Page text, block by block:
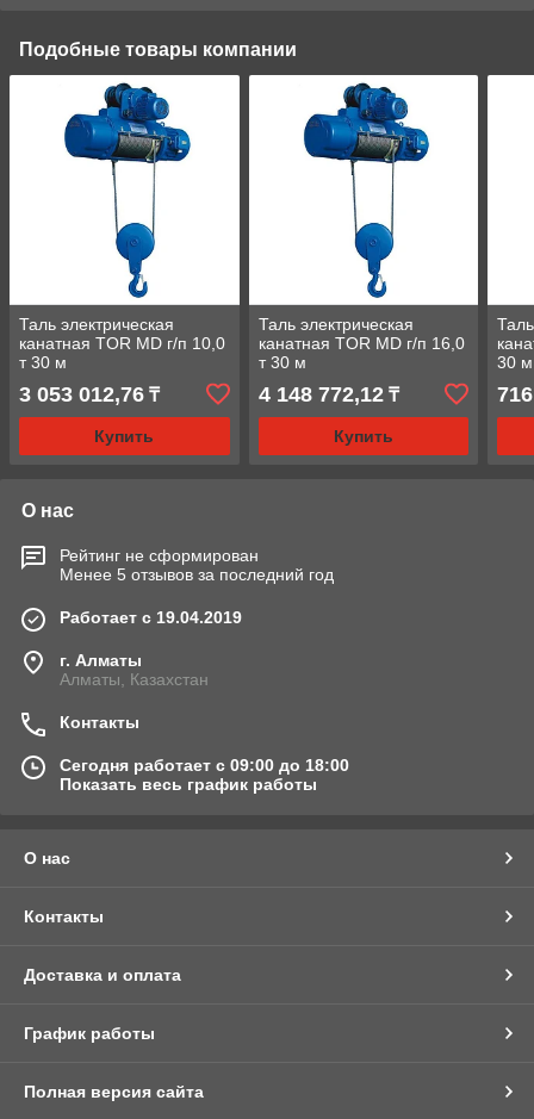
Подобные товары компании
Таль электрическая
канатная TOR MD г/п 10,0
т 30 м
3 053 012,76 ₸
Купить
Таль электрическая
канатная TOR MD г/п 16,0
т 30 м
4 148 772,12₸
Купить
30 м
О нас
Рейтинг не сформирован
Менее 5 отзывов за последний год
Работает с 19.04.2019
г. Алматы
Алматы, Казахстан
Контакты
Сегодня работает с 09:00 до 18:00
Показать весь график работы
О нас
Контакты
Доставка и оплата
График работы
Полная версия сайта